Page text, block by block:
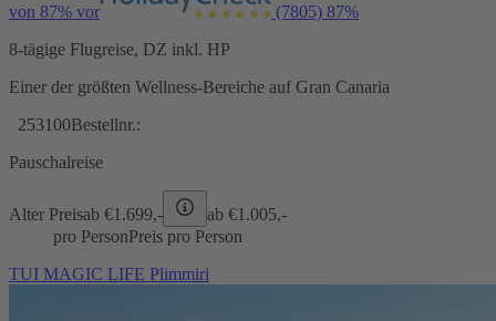
von 87% vor (7805) 87%
8-tägige Flugreise, DZ inkl. HP
Einer der größten Wellness-Bereiche auf Gran Canaria
253100Bestellnr.:
Pauschalreise
Alter Preisab €1.699,- ab €1.005,-
pro PersonPreis pro Person
TUI MAGIC LIFE Plimmiri